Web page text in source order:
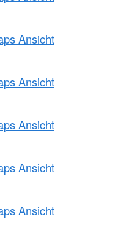
Ansicht
Ansicht
Ansicht
Ansicht
Ansicht